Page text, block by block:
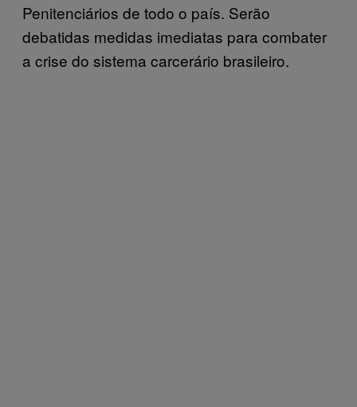
Penitenciários de todo o país. Serão
debatidas medidas imediatas para combater
a crise do sistema carcerário brasileiro.